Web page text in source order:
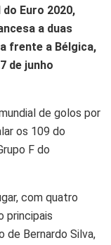
Euro 2020,
a duas
frente a Bélgica,
de junho
de golos por
os 109 do
F do
com quatro
principais
de Bernardo Silva,